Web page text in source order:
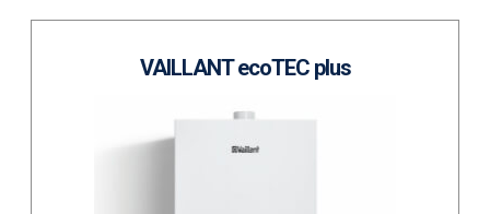
VAILLANT ecoTEC plus